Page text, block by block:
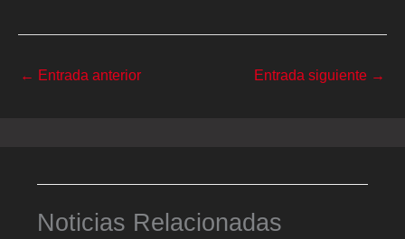
← Entrada anterior Entrada siguiente →
Noticias Relacionadas